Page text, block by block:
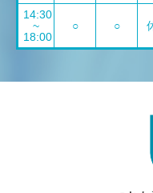
14:30
~
18:00
○ ○